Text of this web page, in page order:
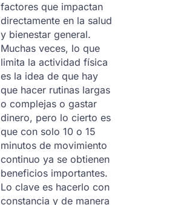
factores que impactan
directamente en la salud
y bienestar general.
Muchas veces, lo que
limita la actividad física
es la idea de que hay
que hacer rutinas largas
o complejas o gastar
dinero, pero lo cierto es
que con solo 10 o 15
minutos de movimiento
continuo ya se obtienen
beneficios importantes.
Lo clave es hacerlo con
constancia y de manera